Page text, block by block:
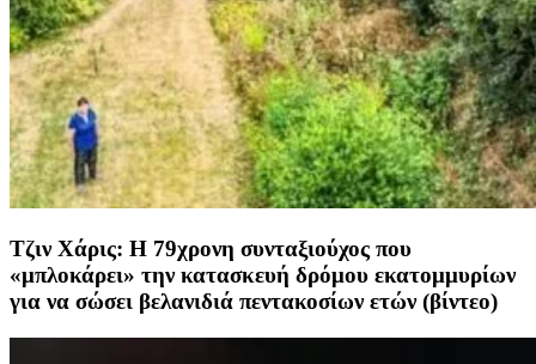
Τζιν Χάρις: Η 79χρονη συνταξιούχος που
«μπλοκάρει» την κατασκευή δρόμου εκατομμυρίων
για να σώσει βελανιδιά πεντακοσίων ετών (βίντεο)